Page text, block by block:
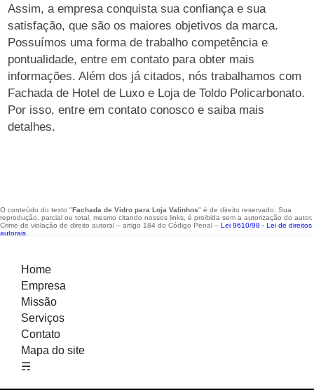
Assim, a empresa conquista sua confiança e sua
satisfação, que são os maiores objetivos da marca.
Possuímos uma forma de trabalho competência e
pontualidade, entre em contato para obter mais
informações. Além dos já citados, nós trabalhamos com
Fachada de Hotel de Luxo e Loja de Toldo Policarbonato.
Por isso, entre em contato conosco e saiba mais
detalhes.
O conteúdo do texto "Fachada de Vidro para Loja Valinhos" é de direito reservado. Sua
reprodução, parcial ou total, mesmo citando nossos links, é proibida sem a autorização do autor.
Crime de violação de direito autoral – artigo 184 do Código Penal – Lei 9610/98 - Lei de direitos
autorais
Home
Empresa
Missão
Serviços
Contato
Mapa do site
☴